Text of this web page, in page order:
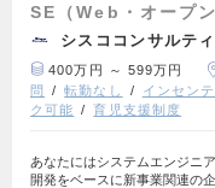
SE（Web・オープン
シスココンサルテ
400万円 ～ 599万円
問
転勤なし インセン
ク可能
育児支援制度
あなたにはシステムエンジニ
開発をベースに新事業関連の